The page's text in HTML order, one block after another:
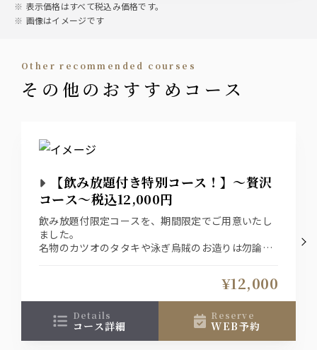
角玉の梅酒／小正の梅酒／鶴梅完熟
プレーン／レモン／ライム／マンゴー／巨峰／白桃／ぽん
かん／ホワイト／グレープフルーツ
カシス／ピーチ／ライチ／ジン／ウォッカ
ワイン
グラスワイン（赤／白）
焼酎
【芋】晴耕雨読／きろく／山ねこ
ウィスキー
表示価格はすべて税込み価格です。
画像はイメージです
other recommended courses
その他のおすすめコース
【飲み放題付き特別コース！】～贅沢
コース～税込12,000円
飲み放題付限定コースを、期間限定でご用意いたし
ました。
名物のカツオのタタキや泳ぎ烏賊のお造りは勿論の
↓おすすめプラスオプション↓
【＋1000円で飲み放題グレードUP！】
生ビールがプレミアムモルツに！ウイスキーが角
¥12,000
details
コース詳細
reserve
WEB予約